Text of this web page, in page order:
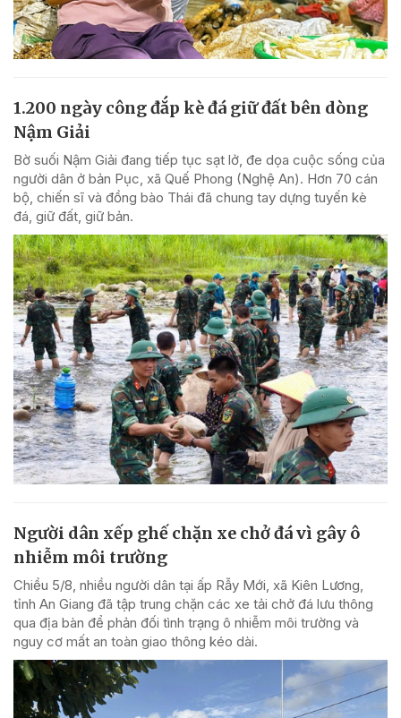
1.200 ngày công đắp kè đá giữ đất bên dòng
Nậm Giải
Bờ suối Nậm Giải đang tiếp tục sạt lở, đe dọa cuộc sống của
người dân ở bản Pục, xã Quế Phong (Nghệ An). Hơn 70 cán
bộ, chiến sĩ và đồng bào Thái đã chung tay dựng tuyến kè
đá, giữ đất, giữ bản.
Người dân xếp ghế chặn xe chở đá vì gây ô
nhiễm môi trường
Chiều 5/8, nhiều người dân tại ấp Rẫy Mới, xã Kiên Lương,
tỉnh An Giang đã tập trung chặn các xe tải chở đá lưu thông
qua địa bàn để phản đối tình trạng ô nhiễm môi trường và
nguy cơ mất an toàn giao thông kéo dài.